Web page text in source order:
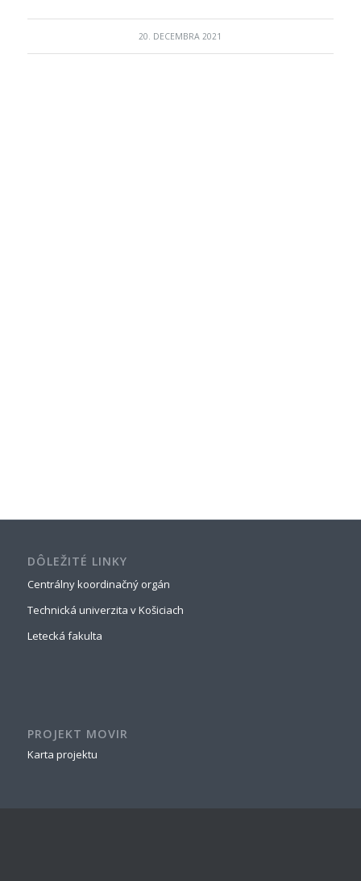
20. DECEMBRA 2021
DÔLEŽITÉ LINKY
Centrálny koordinačný orgán
Technická univerzita v Košiciach
Letecká fakulta
PROJEKT MOVIR
Karta projektu